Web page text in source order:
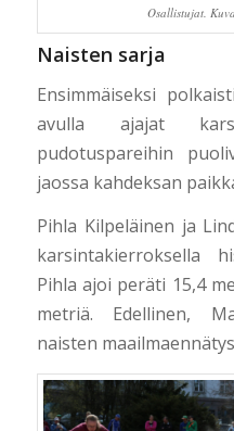
Osallistujat.
Naisten sarja
Ensimmäiseksi
avulla ajajat
pudotuspareihin
jaossa kahdeksan
Pihla Kilpeläinen ja
karsintakierroksella
Pihla ajoi peräti 15,4
metriä. Edellinen,
naisten